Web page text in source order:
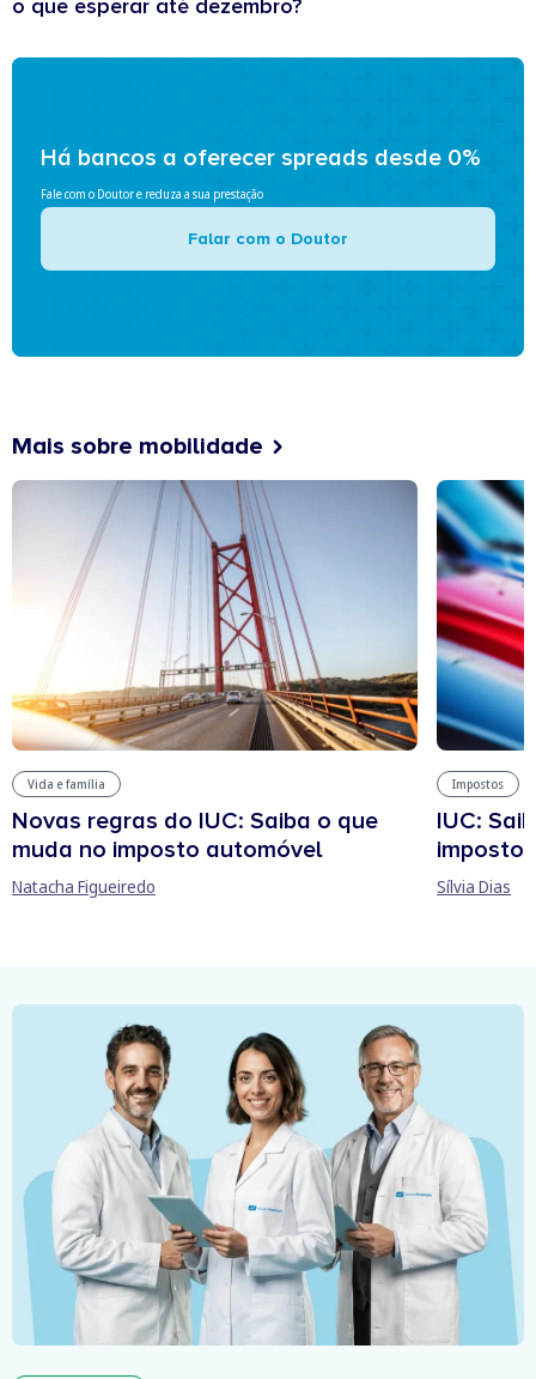
o que esperar até dezembro?
Há bancos a oferecer spreads desde 0%
Fale com o Doutor e reduza a sua prestação
Falar com o Doutor
Mais sobre mobilidade
Vida e família
Novas regras do IUC: Saiba o que
muda no imposto automóvel
Natacha Figueiredo
Impostos
IUC:
imposto
Sílvia Dias